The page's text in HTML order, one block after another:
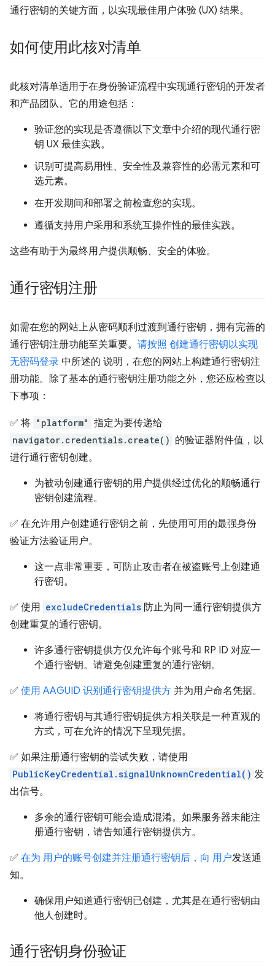
通行密钥的关键方面，以实现最佳用户体验 (UX) 结果。
如何使用此核对清单
此核对清单适用于在身份验证流程中实现通行密钥的开发者
和产品团队。它的用途包括：
验证您的实现是否遵循以下文章中介绍的现代通行密
钥 UX 最佳实践。
识别可提高易用性、安全性及兼容性的必需元素和可
选元素。
在开发期间和部署之前检查您的实现。
遵循支持用户采用和系统互操作性的最佳实践。
这些有助于为最终用户提供顺畅、安全的体验。
通行密钥注册
如需在您的网站上从密码顺利过渡到通行密钥，拥有完善的
通行密钥注册功能至关重要。 请按照 创建通行密钥以实现
无密码登录 中所述的 说明，在您的网站上构建通行密钥注
册功能。除了基本的通行密钥注册功能之外，您还应检查以
下事项：
✅ 将 "platform" 指定为要传递给
navigator.credentials.create() 的验证器附件值，以
进行通行密钥创建。
为被动创建通行密钥的用户提供经过优化的顺畅通行
密钥创建流程。
✅ 在允许用户创建通行密钥之前，先使用可用的最强身份
验证方法验证用户。
这一点非常重要，可防止攻击者在被盗账号上创建通
行密钥。
✅ 使用 excludeCredentials 防止为同一通行密钥提供方
创建重复的通行密钥。
许多通行密钥提供方仅允许每个账号和 RP ID 对应一
个通行密钥。请避免创建重复的通行密钥。
✅ 使用 AAGUID 识别通行密钥提供方 并为用户命名凭据。
将通行密钥与其通行密钥提供方相关联是一种直观的
方式，可在允许的情况下呈现凭据。
✅ 如果注册通行密钥的尝试失败，请使用
PublicKeyCredential.signalUnknownCredential() 发
出信号。
多余的通行密钥可能会造成混淆。如果服务器未能注
册通行密钥，请告知通行密钥提供方。
✅ 在为 用户的账号创建并注册通行密钥后，向 用户发送通
知。
确保用户知道通行密钥已创建，尤其是在通行密钥由
他人创建时。
通行密钥身份验证